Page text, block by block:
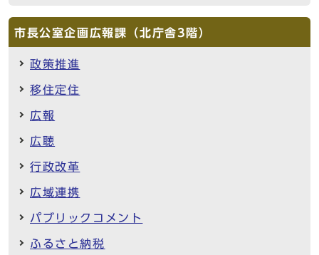
市長公室企画広報課（北庁舎3階）
政策推進
移住定住
広報
広聴
行政改革
広域連携
パブリックコメント
ふるさと納税